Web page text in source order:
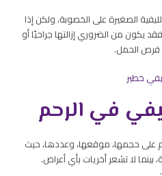
الصغيرة على الخصوبة، ولكن إذا
يكون من الضروري إزالتها جراحيًا أو
فرص الحمل.
خطير
في الرحم
على حجمها، موقعها، وعددها، حيث
لا تشعر أخريات بأي أعراض.